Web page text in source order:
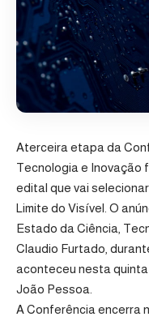
Aterceira etapa da
Tecnologia e Inovação
edital que vai
Limite do Visível. O
Estado da Ciência,
Claudio Furtado,
aconteceu nesta
João Pessoa.
A Conferência encerra